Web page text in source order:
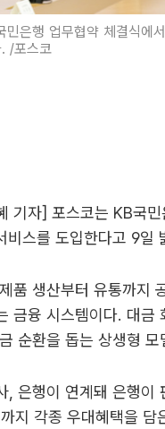
은행 업무협약 체결식에
/포스코
기자] 포스코는 KB국
스를 도입한다고 9일
품 생산부터 유통까지
금융 시스템이다. 대금
순환을 돕는 상생형 모
, 은행이 연계돼 은행이
지 각종 우대혜택을